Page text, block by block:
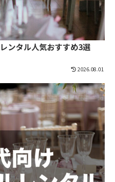
ンタル人気おすすめ3選
2026.08.01